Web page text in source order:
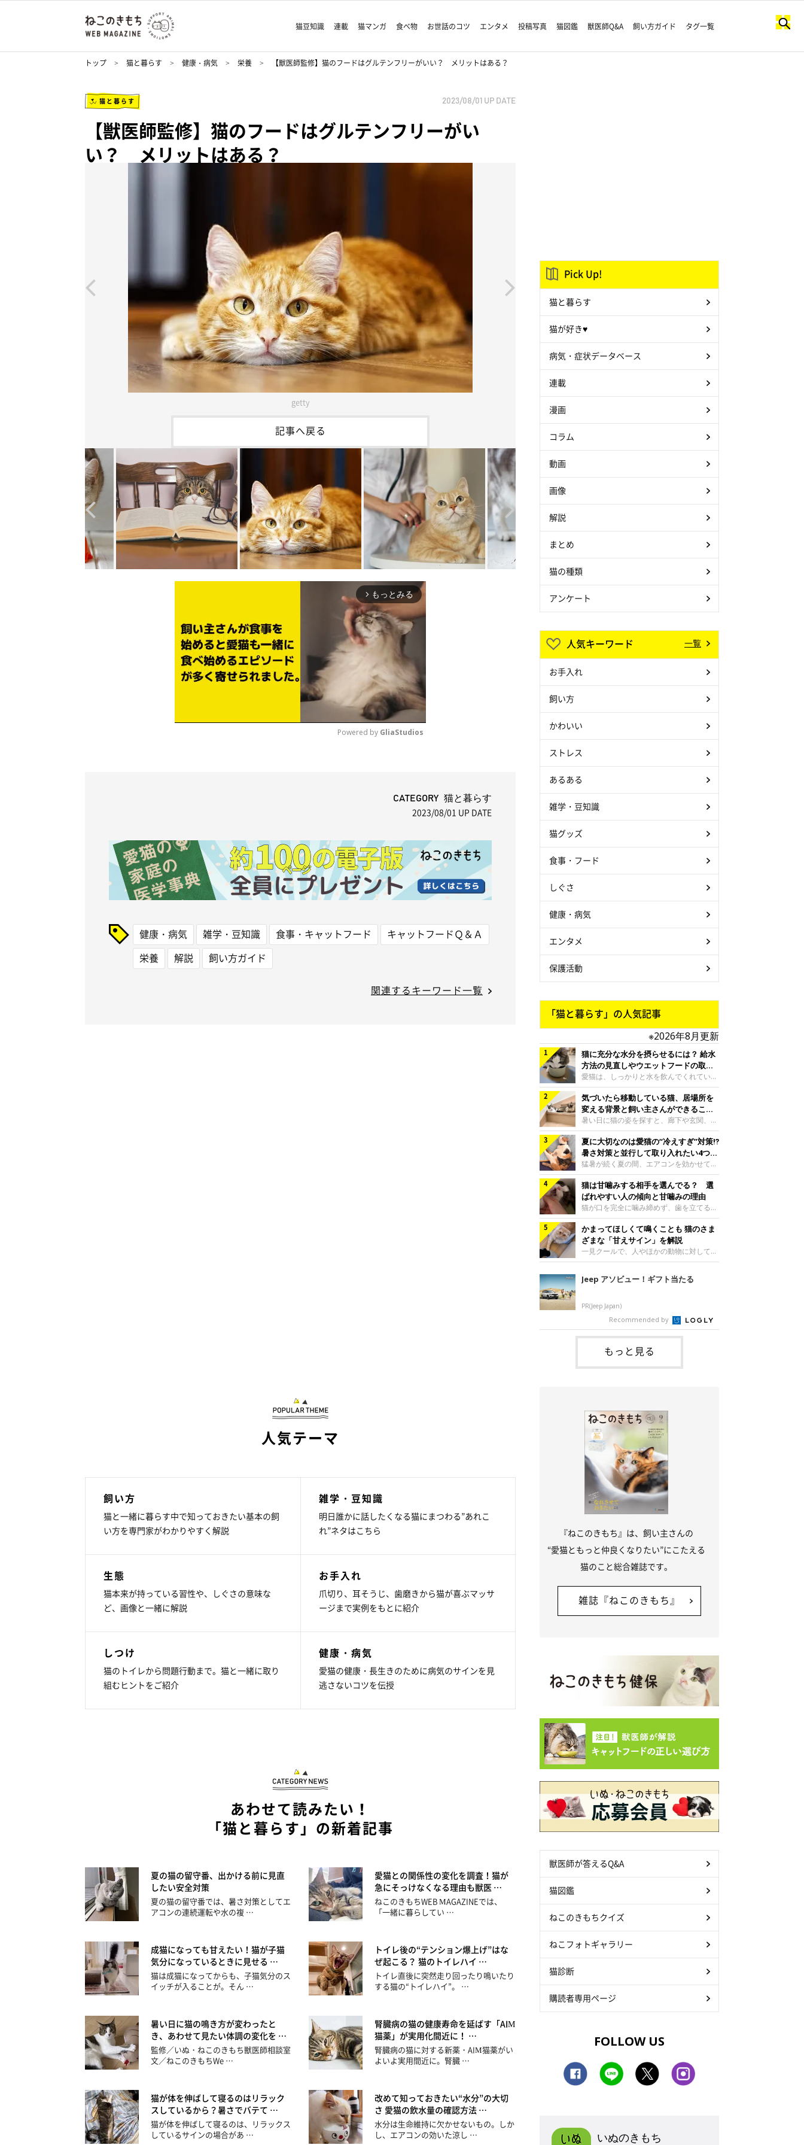
猫豆知識 連載 猫マンガ 食べ物 お世話のコツ エンタメ 投稿写真 猫図鑑 獣医師Q&A 飼い方ガイド タグ一覧
トップ 猫と暮らす 健康・病気 栄養 【獣医師監修】猫のフードはグルテンフリーがいい？ メリットはある？
猫と暮らす 2023/08/01 UP DATE
【獣医師監修】猫のフードはグルテンフリーがい
い？ メリットはある？
getty
記事へ戻る
arrow_forward_ios もっとみる
Powered by GliaStudios
CATEGORY 猫と暮らす
2023/08/01 UP DATE
健康・病気 雑学・豆知識 食事・キャットフード
キャットフードＱ＆Ａ
栄養
解説 飼い方ガイド
関連するキーワード一覧
人気テーマ
飼い方
猫と一緒に暮らす中で知っておきたい基本の飼
い方を専門家がわかりやすく解説
雑学・豆知識
明日誰かに話したくなる猫にまつわる”あれこ
れ”ネタはこちら
生態
猫本来が持っている習性や、しぐさの意味な
ど、画像と一緒に解説
お手入れ
爪切り、耳そうじ、歯磨きから猫が喜ぶマッサ
ージまで実例をもとに紹介
しつけ
猫のトイレから問題行動まで。猫と一緒に取り
組むヒントをご紹介
健康・病気
愛猫の健康・長生きのために病気のサインを見
逃さないコツを伝授
あわせて読みたい！
「猫と暮らす」の新着記事
夏の猫の留守番、出かける前に見直
したい安全対策
夏の猫の留守番では、暑さ対策としてエ
アコンの連続運転や水の複 …
愛猫との関係性の変化を調査！猫が
急にそっけなくなる理由も獣医 …
ねこのきもちWEB MAGAZINEでは、
「一緒に暮らしてい …
成猫になっても甘えたい！猫が子猫
気分になっているときに見せる …
猫は成猫になってからも、子猫気分のス
イッチが入ることが。そん …
トイレ後の“テンション爆上げ”はな
ぜ起こる？ 猫のトイレハイ …
トイレ直後に突然走り回ったり鳴いたり
する猫の“トイレハイ”。 …
暑い日に猫の鳴き方が変わったと
き、あわせて見たい体調の変化を …
監修／いぬ・ねこのきもち獣医師相談室
文／ねこのきもちWe …
腎臓病の猫の健康寿命を延ばす「AIM
猫薬」が実用化間近に！ …
腎臓病の猫に対する新薬・AIM猫薬がい
よいよ実用間近に。腎臓 …
猫が体を伸ばして寝るのはリラック
スしているから？暑さでバテて …
猫が体を伸ばして寝るのは、リラックス
しているサインの場合があ …
改めて知っておきたい“水分”の大切
さ 愛猫の飲水量の確認方法 …
水分は生命維持に欠かせないもの。しか
し、エアコンの効いた涼し …
Pick Up!
猫と暮らす
猫が好き♥
病気・症状データベース
連載
漫画
コラム
動画
画像
解説
まとめ
猫の種類
アンケート
人気キーワード 一覧
お手入れ
飼い方
かわいい
ストレス
あるある
雑学・豆知識
猫グッズ
食事・フード
しぐさ
健康・病気
エンタメ
保護活動
「猫と暮らす」の人気記事
※2026年8月更新
猫に充分な水分を摂らせるには？ 給水
方法の見直しやウエットフードの取り
入れ方を解説
愛猫は、しっかりと水を飲んでくれていま
すか？ 夏場はエアコンで室内が涼しいこ
ともあり、猫があまり水を飲まないこと
も。積極的に水分を摂らせるためには、給
水方法を見直したり、フードから水分を摂
らせたりする方法があります。今回は獣医
師の重本仁先生に、猫に水分を摂らせるた
めにできるためできる工夫を教えていただ
きました。ボウルの高さを愛猫の好みにね
このきもち投稿写真ギャラリー水飲みボウ
ルの高さは、猫が飲むときに頭が胃より下
にならないように設定すると飲みやすいで
しょう。首を深く折り曲げずに済むため、
関節や食道への負
気づいたら移動している猫、居場所を
変える背景と飼い主さんができること
を獣医師が解説
暑い日に猫の姿を探すと、廊下や玄関、床
の上など、さっきまでとは違う場所にいる
ことがあります。何度も移動しているよう
に見えると、落ち着かないのかな、暑さで
つらいのかなと気になる場面もあるでしょ
う。猫が居場所を変える理由や、飼い主さ
んが整えたい環境などについて、ねこのき
もち獣医師相談室の山口みき先生に伺いま
した。 移動は、猫なりの快適さ選びねこ
のきもち投稿写真ギャラリー猫は家の中
で、自分にとって過ごしやすい場所を見つ
けるのが得意な動物です。 暑い季節に
は、風通しのよい場所やひんやりした床、
熱がこもりにくい場
夏に大切なのは愛猫の“冷えすぎ”対策⁉
暑さ対策と並行して取り入れたい4つの
工夫
猛暑が続く夏の間、エアコンを効かせて室
内を冷やしますよね。しかし、人にとって
は快適な温度でも、猫にとっては温度が低
すぎることも。暑さ対策と並行して、冷え
すぎ対策もしっかりと行うことが大切で
す。今回は獣医師の重本仁先生に、猫の冷
えすぎを防ぐ4つの対策を教えていただき
ました。（1） 冷房の効いていない部屋に
行き来できるようにするねこのきもち投稿
写真ギャラリー猫が寒いと感じたときに、
ましょう。冷房の効いていない部屋や廊下
が通れる程度に
猫は甘噛みする相手を選んでる？ 選
ばれやすい人の傾向と甘噛みの理由
猫が口を完全に噛み締めず、歯を立てる程
度に噛む“甘噛み”。遊びやスキンシップの
ときに繰り出すことがありますが、同じ家
族でも噛まれる頻度に違いがあると感じる
ことも。ねこのきもちWEB MAGAZINEで
は、飼い主さんたちにアンケートを実施
し、愛猫が甘噛みする相手を選んでいると
感じる状況を教えてもらいました。また、
には、実際に猫は甘噛みする相手を選んで
いるのか、その真相をお聞きします。約6
割の飼い主さんが「甘噛みする相手を選ん
でいる」と感じていた※2026年5月実施
かまってほしくて鳴くことも 猫のさま
ざまな「甘えサイン」を解説
一見クールで、人やほかの動物に対してあ
まり求めないように見える猫。しかし、実
は甘えん坊な性格の猫も少なくありませ
ん。今回は猫たちが出している“甘えサイ
アニマルサイエンス学科准教授の加隈良枝
先生に教えていただきました。鳴くのは、
かまってほしいサインねこのきもち投稿写
真ギャラリーもともと、子猫が親猫に対し
てお世話を求めるときに鳴き声を使いま
す。子猫なので「ニャー」よりもややか細
い「ミャア」といった鳴き声になります
Jeep アソビュー！ギフト当たる
PR(Jeep Japan)
Recommended by
もっと見る
『ねこのきもち』は、飼い主さんの
“愛猫ともっと仲良くなりたい”にこたえる
猫のこと総合雑誌です。
雑誌『ねこのきもち』
獣医師が答えるQ&A
猫図鑑
ねこのきもちクイズ
ねこフォトギャラリー
猫診断
購読者専用ページ
FOLLOW US
いぬのきもち